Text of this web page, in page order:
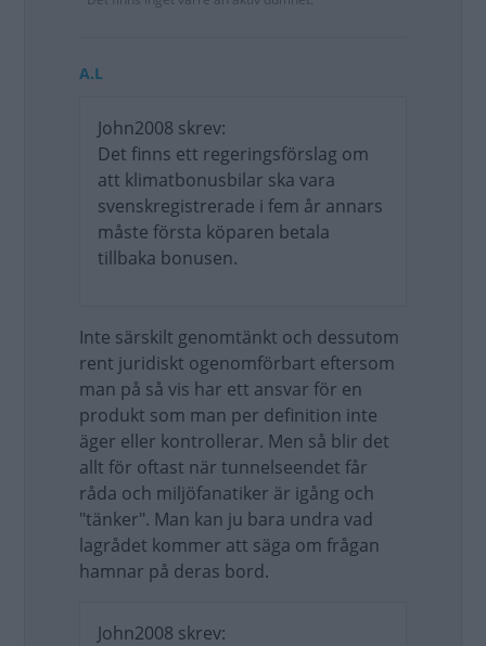
A.L
John2008 skrev:
Det finns ett regeringsförslag om
att klimatbonusbilar ska vara
svenskregistrerade i fem år annars
måste första köparen betala
tillbaka bonusen.
Inte särskilt genomtänkt och dessutom
rent juridiskt ogenomförbart eftersom
man på så vis har ett ansvar för en
produkt som man per definition inte
äger eller kontrollerar. Men så blir det
allt för oftast när tunnelseendet får
råda och miljöfanatiker är igång och
"tänker". Man kan ju bara undra vad
lagrådet kommer att säga om frågan
hamnar på deras bord.
John2008 skrev: